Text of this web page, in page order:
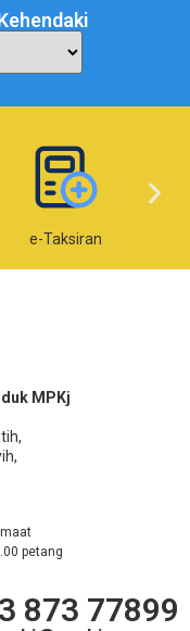
e-Taksiran
MPKj
petang
873 77899